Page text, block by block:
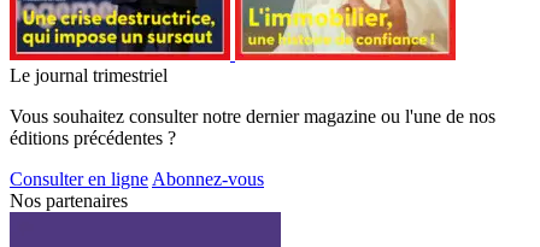
Le journal trimestriel
Vous souhaitez consulter notre dernier magazine ou l'une de nos
éditions précédentes ?
Consulter en ligne Abonnez-vous
Nos partenaires